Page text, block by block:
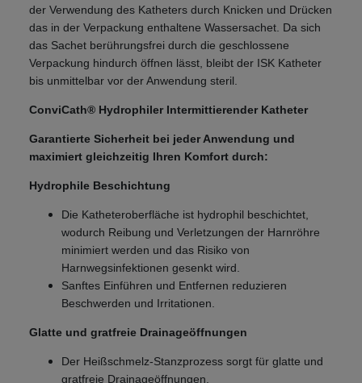
der Verwendung des Katheters durch Knicken und Drücken
das in der Verpackung enthaltene Wassersachet. Da sich
das Sachet berührungsfrei durch die geschlossene
Verpackung hindurch öffnen lässt, bleibt der ISK Katheter
bis unmittelbar vor der Anwendung steril.
ConviCath® Hydrophiler Intermittierender Katheter
Garantierte Sicherheit bei jeder Anwendung und
maximiert gleichzeitig Ihren Komfort durch:
Hydrophile Beschichtung
Die Katheteroberfläche ist hydrophil beschichtet,
wodurch Reibung und Verletzungen der Harnröhre
minimiert werden und das Risiko von
Harnwegsinfektionen gesenkt wird.
Sanftes Einführen und Entfernen reduzieren
Beschwerden und Irritationen.
Glatte und gratfreie Drainageöffnungen
Der Heißschmelz-Stanzprozess sorgt für glatte und
gratfreie Drainageöffnungen.